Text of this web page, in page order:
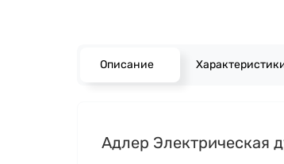
Описание
Адлер Электрическая